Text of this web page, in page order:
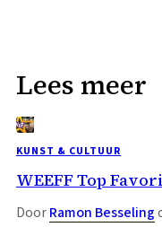
Lees meer
KUNST & CULTUUR
WEEFF Top
DoorRamon Besseling